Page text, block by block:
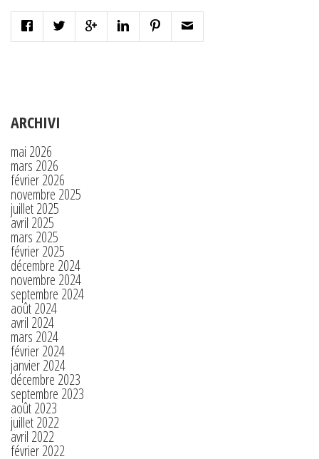
ARCHIVI
mai 2026
mars 2026
février 2026
novembre 2025
juillet 2025
avril 2025
mars 2025
février 2025
décembre 2024
novembre 2024
septembre 2024
août 2024
avril 2024
mars 2024
février 2024
janvier 2024
décembre 2023
septembre 2023
août 2023
juillet 2022
avril 2022
février 2022